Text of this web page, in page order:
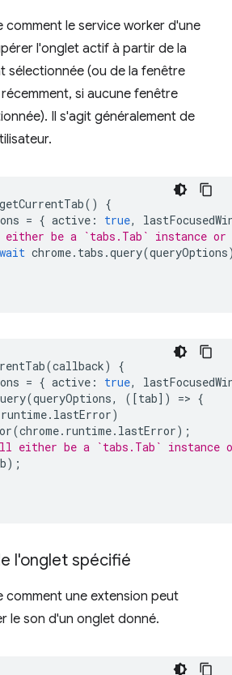
comment le service worker d'une
l'onglet actif à partir de la
sélectionnée (ou de la fenêtre
si aucune fenêtre
Il s'agit généralement de
getCurrentTab()
{
= { active : true,
be a `tabs.Tab` instance or
chrome. tabs .query(queryOptions
(callback)
{
= { active : true,
(queryOptions, ([tab]) => {
runtime. lastError)
(chrome. runtime. lastError);
either be a `tabs.Tab` instance
);
l'onglet spécifié
comment une extension peut
le son d'un onglet donné.